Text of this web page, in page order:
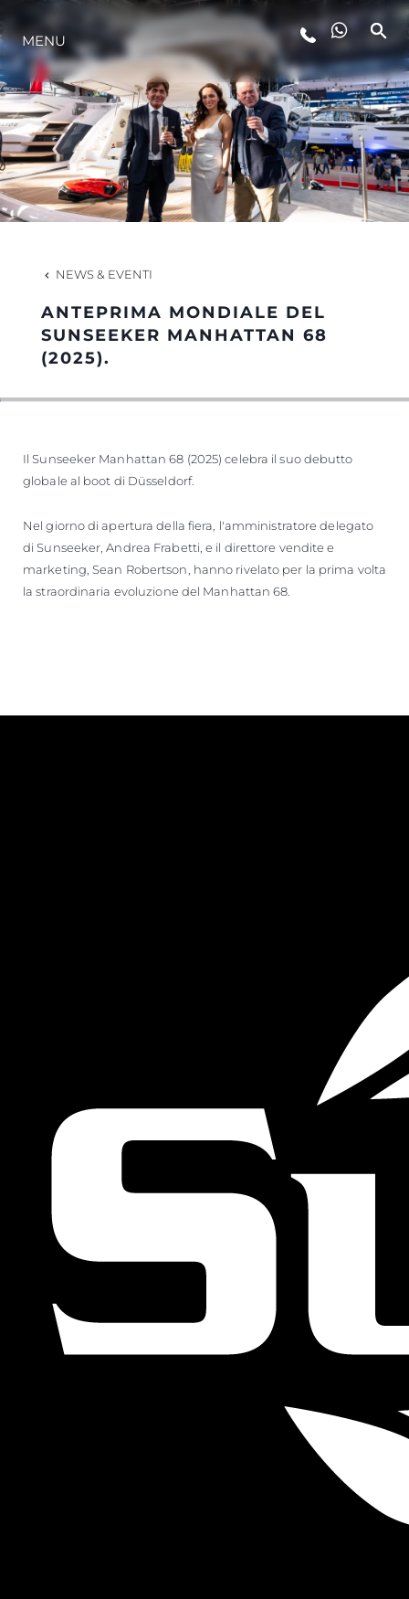
LIFESTYLE
INNOVAZIONE
L'AZIENDA
HERITAGE
VALUTA LA TUA IMBARCAZIONE
MENU
NEWS & EVENTI
ANTEPRIMA MONDIALE DEL
SUNSEEKER MANHATTAN 68
(2025).
Il Sunseeker Manhattan 68 (2025) celebra il suo debutto
globale al boot di Düsseldorf.
Nel giorno di apertura della fiera, l'amministratore delegato
di Sunseeker, Andrea Frabetti, e il direttore vendite e
marketing, Sean Robertson, hanno rivelato per la prima volta
la straordinaria evoluzione del Manhattan 68.